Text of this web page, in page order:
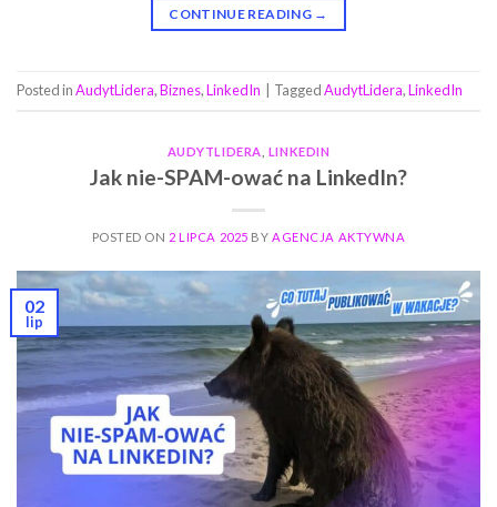
CONTINUE READING →
Posted inAudytLidera,Biznes,LinkedIn TaggedAudytLidera,LinkedIn
AUDYTLIDERA LINKEDIN
Jak nie-SPAM-ować na LinkedIn?
POSTED ON 2 LIPCA 2025 BY AGENCJA AKTYWNA
02
lip